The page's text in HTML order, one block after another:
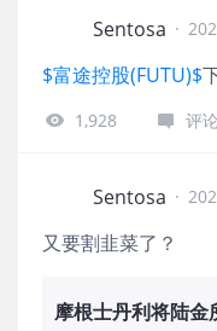
Sentosa ·
$富途控股(FUTU)$
1,928 评论
Sentosa ·
又要割韭菜了？
摩根士丹利将陆